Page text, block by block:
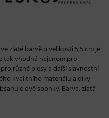
zlaté barvě o velikosti 5,5 cm je
tak vhodná nejenom pro
různé plesy a další slavnostní
kvalitního materiálu a díky
dvě sponky. Barva: zlatá